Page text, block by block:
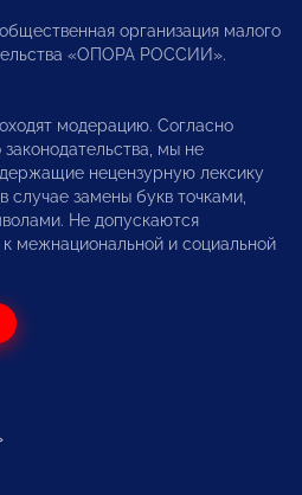
организация малого
«ОПОРА РОССИИ».
модерацию. Согласно
мы не
нецензурную лексику
замены букв точками,
Не допускаются
межнациональной и социальной